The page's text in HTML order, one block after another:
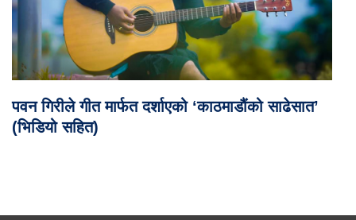
पवन गिरीले गीत मार्फत दर्शाएको ‘काठमाडौंको साढेसात’
(भिडियो सहित)